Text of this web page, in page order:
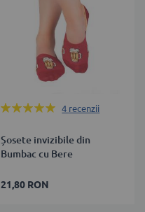
Rating:
4 recenzii
Șosete invizibile din
Bumbac cu Bere
21,80 RON